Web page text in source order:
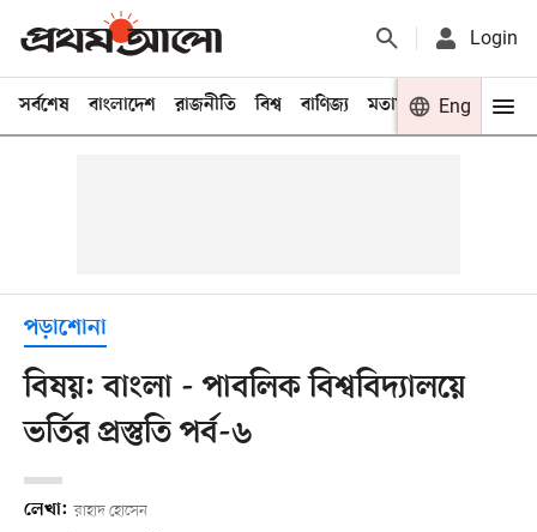
Login
সর্বশেষ বাংলাদেশ রাজনীতি বিশ্ব বাণিজ্য মতামত খেলা
Eng
পড়াশোনা
বিষয়: বাংলা - পাবলিক বিশ্ববিদ্যালয়ে
ভর্তির প্রস্তুতি পর্ব-৬
লেখা: রাহাদ হোসেন